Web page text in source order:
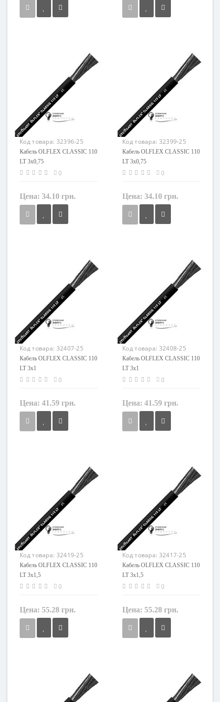
не экранированный
Заземление
Маркировка
OLFLEX CLASSIC 110 LT
не экранированный
Заземление
Маркировка
OLFLEX CLASSIC 110 LT
Код товара: 32396-25
Кабель OLFLEX CLASSIC 110
LT 3x0,75
0
Цена: 34.10 грн.
не экранированный
Заземление
с жилой заземления
Маркировка
OLFLEX CLASSIC 110 LT
Код товара: 32399-25
Кабель OLFLEX CLASSIC 110
LT 3x0,75
0
Цена: 34.10 грн.
не экранированный
Заземление
с жилой заземления
Маркировка
OLFLEX CLASSIC 110 LT
Код товара: 32407-25
Кабель OLFLEX CLASSIC 110
LT 3x1
0
Цена: 41.59 грн.
не экранированный
Заземление
с жилой заземления
Маркировка
OLFLEX CLASSIC 110 LT
Код товара: 32408-25
Кабель OLFLEX CLASSIC 110
LT 3x1
0
Цена: 41.59 грн.
не экранированный
Заземление
с жилой заземления
Маркировка
OLFLEX CLASSIC 110 LT
Код товара: 32419-25
Кабель OLFLEX CLASSIC 110
LT 3x1,5
0
Цена: 55.28 грн.
Код товара: 32417-25
Кабель OLFLEX CLASSIC 110
LT 3x1,5
0
Цена: 55.28 грн.